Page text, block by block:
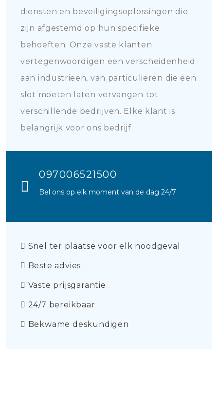
diensten en beveiligingsoplossingen die
zijn afgestemd op hun specifieke
behoeften. Onze vaste klanten
vertegenwoordigen een verscheidenheid
aan industrieën, van particulieren die een
slot moeten laten vervangen tot
verschillende bedrijven. Elke klant is
belangrijk voor ons bedrijf.
097006521500
Bel ons op elk moment van de dag 24/7
Snel ter plaatse voor elk noodgeval
Beste advies
Vaste prijsgarantie
24/7 bereikbaar
Bekwame deskundigen